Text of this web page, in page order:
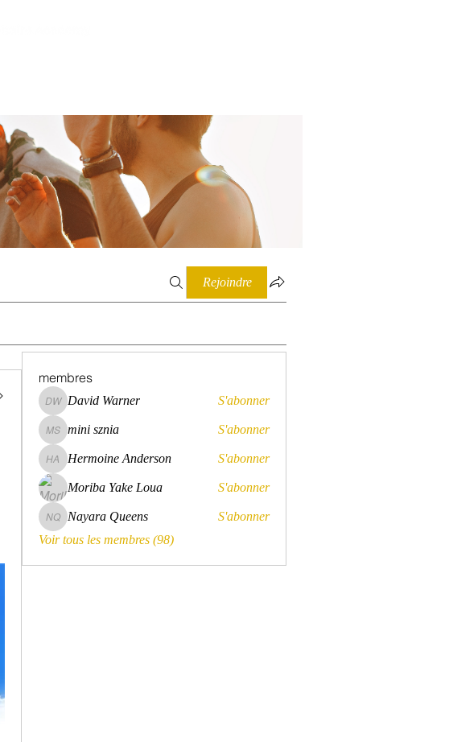
Rejoindre
membres
David Warner
David Warner S'abonner
mini sznia
mini sznia S'abonner
Hermoine Anderson
Hermoine Anderson S'abonner
Moriba Yake Loua S'abonner
Nayara Queens
Nayara Queens
S'abonner
Voir tous les membres (98)